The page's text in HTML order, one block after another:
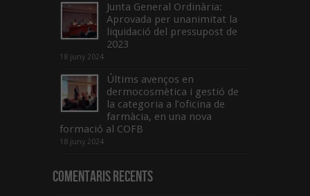
Junta General Ordinària:
Aprovada per unanimitat la
liquidació del pressupost de
2023
18 juny 2024
Últims avenços en
dermocosmètica i gestió de
la categoria a l’oficina de
farmàcia, en una nova
formació al COFB
18 juny 2024
Comentaris Recents